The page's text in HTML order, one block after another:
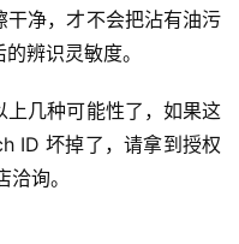
净，才不会把沾有油污
辨识灵敏度。
几种可能性了，如果这
ID 坏掉了，请拿到授权
询。